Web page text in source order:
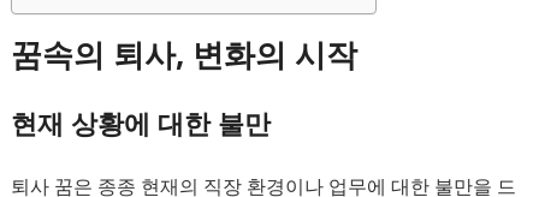
꿈속의 퇴사, 변화의 시작
현재 상황에 대한 불만
퇴사 꿈은 종종 현재의 직장 환경이나 업무에 대한 불만을 드